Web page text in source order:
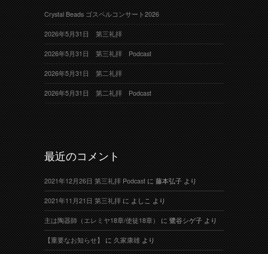
Crystal Beads ゴスペルコンサート2026
2026年5月31日 第三礼拝
2026年5月31日 第三礼拝 Podcast
2026年5月31日 第二礼拝
2026年5月31日 第二礼拝 Podcast
最近のコメント
2021年12月26日 第三礼拝 Podcastに藤本弘子より
2021年11月21日 第三礼拝によしこより
主は陶器師（エレミヤ18章/使徒18章）に鷺谷シゲ子より
【重要なお知らせ】に久家康雄より